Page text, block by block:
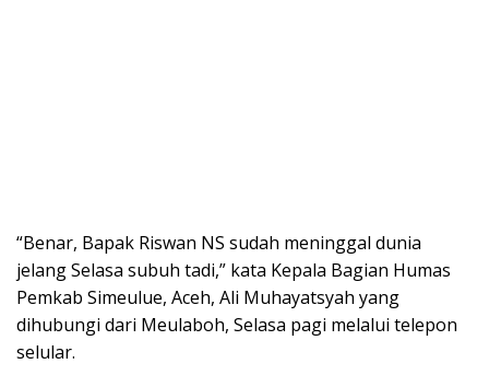
“Benar, Bapak Riswan NS sudah meninggal dunia
jelang Selasa subuh tadi,” kata Kepala Bagian Humas
Pemkab Simeulue, Aceh, Ali Muhayatsyah yang
dihubungi dari Meulaboh, Selasa pagi melalui telepon
selular.